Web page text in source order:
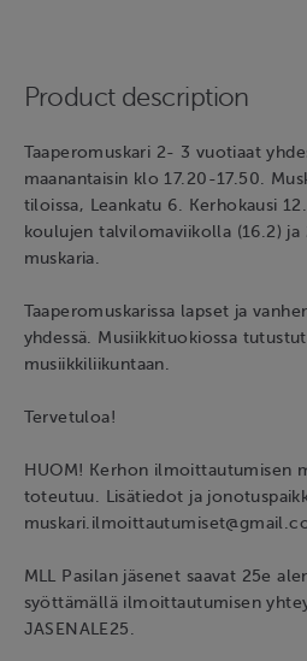
Product description
Taaperomuskari 2- 3 vuotiaat
maanantaisin klo 17.20-17.50.
tiloissa, Leankatu 6. Kerhokausi
koulujen talvilomaviikolla (16.2) ja
muskaria.
Taaperomuskarissa lapset ja
yhdessä. Musiikkituokiossa
musiikkiliikuntaan.
Tervetuloa!
HUOM! Kerhon ilmoittautumisen
toteutuu. Lisätiedot ja
MLL Pasilan jäsenet saavat 25e
syöttämällä ilmoittautumisen
JASENALE25.